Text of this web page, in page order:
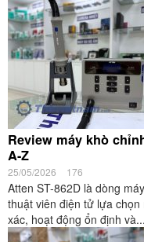
Review máy khò
A-Z
25/05/2026 176
Atten ST-862D là dòng
thuật viên điện tử lựa
xác, hoạt động ổn định và...